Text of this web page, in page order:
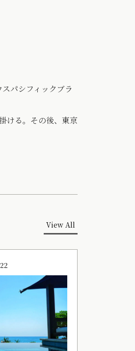
パシフィックブラ
ける。その後、東京
View All